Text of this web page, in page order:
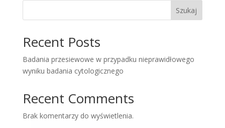
Szukaj
Recent Posts
Badania przesiewowe w przypadku nieprawidłowego
wyniku badania cytologicznego
Recent Comments
Brak komentarzy do wyświetlenia.